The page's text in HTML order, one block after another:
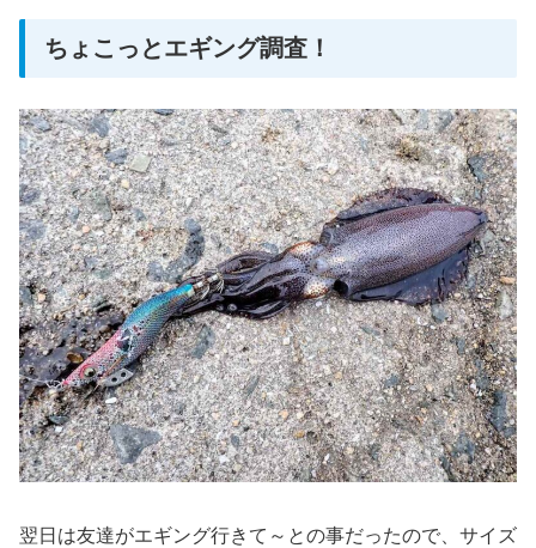
ちょこっとエギング調査！
翌日は友達がエギング行きて～との事だったので、サイズ